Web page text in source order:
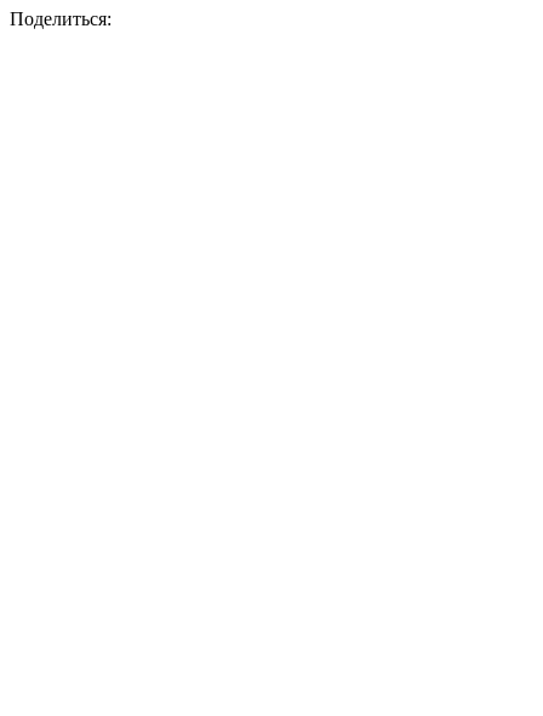
Поделиться: